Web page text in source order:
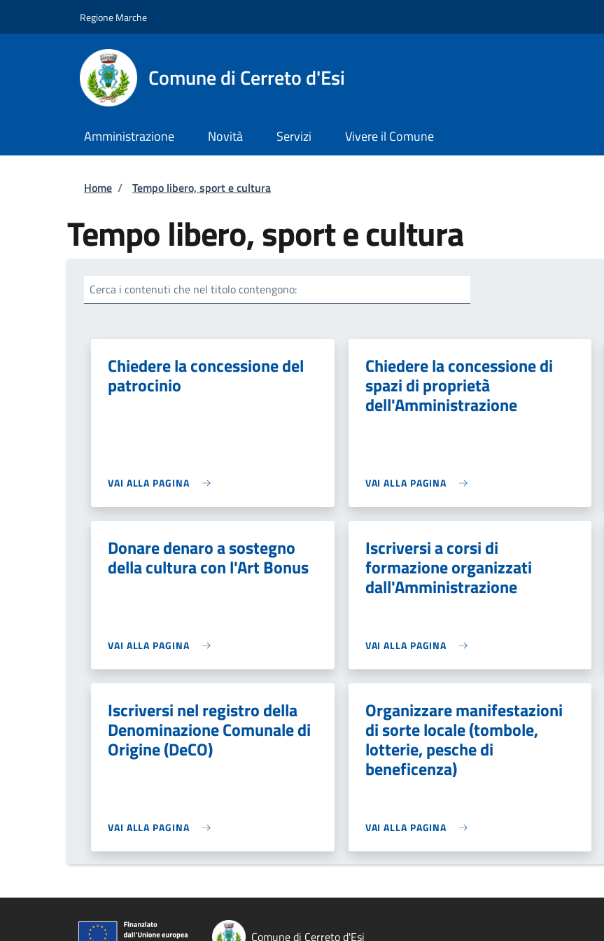
Regione Marche
Comune di Cerreto d'Esi
Amministrazione Novità Servizi Vivere il Comune
Briciole di pane
Home / Tempo libero, sport e cultura
Tempo libero, sport e cultura
Cerca i contenuti che nel titolo contengono:
Chiedere la concessione del
patrocinio
VAI ALLA PAGINA
Chiedere la concessione di
spazi di proprietà
dell'Amministrazione
VAI ALLA PAGINA
Donare denaro a sostegno
della cultura con l'Art Bonus
VAI ALLA PAGINA
Iscriversi a corsi di
formazione organizzati
dall'Amministrazione
VAI ALLA PAGINA
Iscriversi nel registro della
Denominazione Comunale di
Origine (DeCO)
VAI ALLA PAGINA
Organizzare manifestazioni
di sorte locale (tombole,
lotterie, pesche di
beneficenza)
VAI ALLA PAGINA
Comune di Cerreto d'Esi